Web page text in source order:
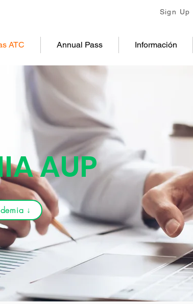
Sign Up
ATC Annual Pass Información
AUP
↓